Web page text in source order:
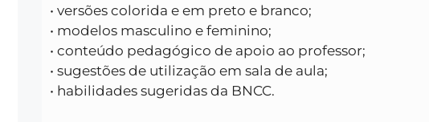
• versões colorida e em preto e branco;
• modelos masculino e feminino;
• conteúdo pedagógico de apoio ao professor;
• sugestões de utilização em sala de aula;
• habilidades sugeridas da BNCC.